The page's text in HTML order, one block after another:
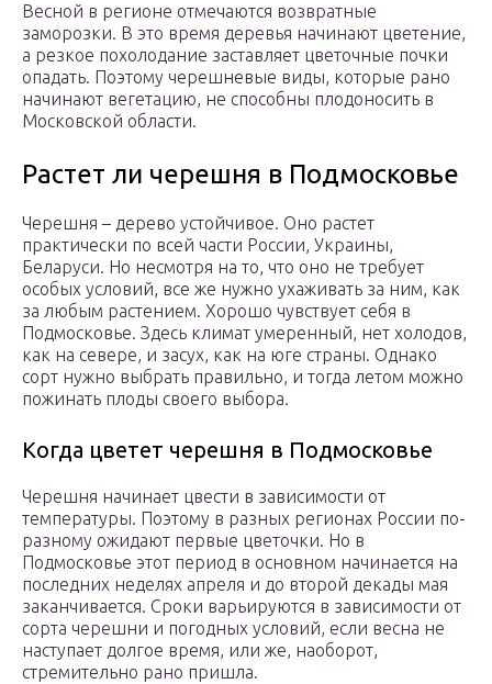
Весной в регионе отмечаются возвратные
заморозки. В это время деревья начинают цветение,
а резкое похолодание заставляет цветочные почки
опадать. Поэтому черешневые виды, которые рано
начинают вегетацию, не способны плодоносить в
Московской области.
Растет ли черешня в Подмосковье
Черешня – дерево устойчивое. Оно растет
практически по всей части России, Украины,
Беларуси. Но несмотря на то, что оно не требует
особых условий, все же нужно ухаживать за ним, как
за любым растением. Хорошо чувствует себя в
Подмосковье. Здесь климат умеренный, нет холодов,
как на севере, и засух, как на юге страны. Однако
сорт нужно выбрать правильно, и тогда летом можно
пожинать плоды своего выбора.
Когда цветет черешня в Подмосковье
Черешня начинает цвести в зависимости от
температуры. Поэтому в разных регионах России по-
разному ожидают первые цветочки. Но в
Подмосковье этот период в основном начинается на
последних неделях апреля и до второй декады мая
заканчивается. Сроки варьируются в зависимости от
сорта черешни и погодных условий, если весна не
наступает долгое время, или же, наоборот,
стремительно рано пришла.